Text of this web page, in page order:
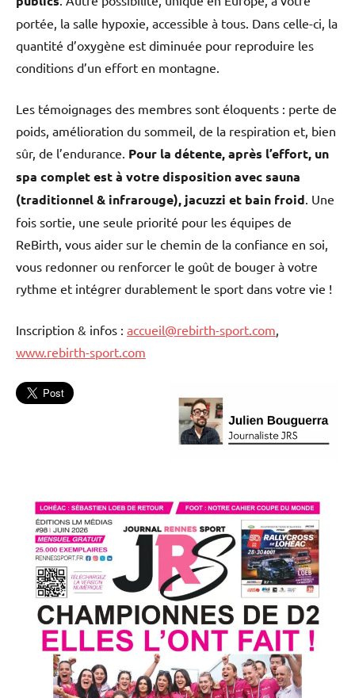
portée, la salle hypoxie, accessible à tous. Dans celle-ci, la
quantité d’oxygène est diminuée pour reproduire les
conditions d’un effort en montagne.
Les témoignages des membres sont éloquents : perte de
poids, amélioration du sommeil, de la respiration et, bien
sûr, de l’endurance. Pour la détente, après l’effort, un
spa complet est à votre disposition avec sauna
(traditionnel & infrarouge), jacuzzi et bain froid . Une
fois sortie, une seule priorité pour les équipes de
ReBirth, vous aider sur le chemin de la confiance en soi,
vous redonner ou renforcer le goût de bouger à votre
rythme et intégrer durablement le sport dans votre vie !
Inscription & infos : accueil@rebirth-sport.com
www.rebirth-sport.com